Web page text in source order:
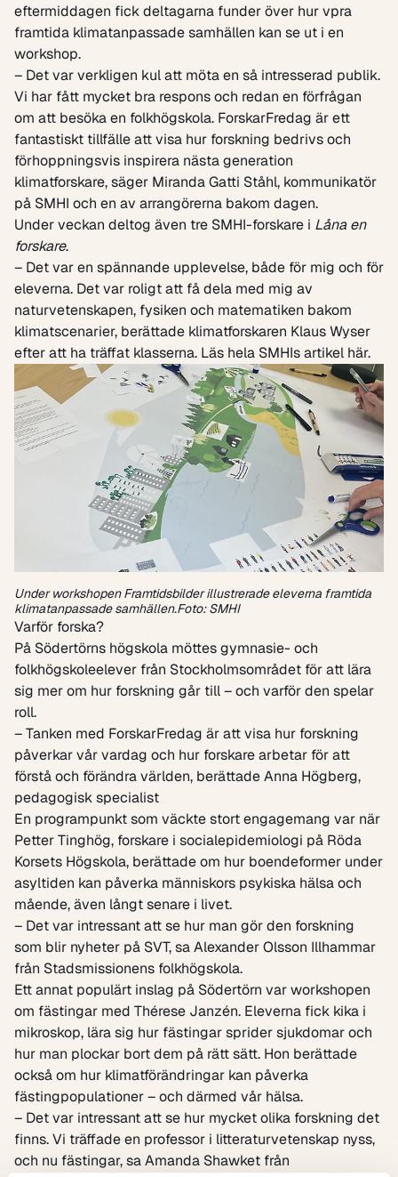
eftermiddagen fick deltagarna funder över hur vpra
framtida klimatanpassade samhällen kan se ut i en
workshop.
– Det var verkligen kul att möta en så intresserad publik.
Vi har fått mycket bra respons och redan en förfrågan
om att besöka en folkhögskola. ForskarFredag är ett
fantastiskt tillfälle att visa hur forskning bedrivs och
förhoppningsvis inspirera nästa generation
klimatforskare, säger Miranda Gatti Ståhl, kommunikatör
på SMHI och en av arrangörerna bakom dagen.
Under veckan deltog även tre SMHI-forskare i Låna en
forskare.
– Det var en spännande upplevelse, både för mig och för
eleverna. Det var roligt att få dela med mig av
naturvetenskapen, fysiken och matematiken bakom
klimatscenarier, berättade klimatforskaren Klaus Wyser
efter att ha träffat klasserna. Läs hela SMHIs artikel här.
Under workshopen Framtidsbilder illustrerade eleverna framtida
klimatanpassade samhällen.Foto: SMHI
Varför forska?
På Södertörns högskola möttes gymnasie- och
folkhögskoleelever från Stockholmsområdet för att lära
sig mer om hur forskning går till – och varför den spelar
roll.
– Tanken med ForskarFredag är att visa hur forskning
påverkar vår vardag och hur forskare arbetar för att
förstå och förändra världen, berättade Anna Högberg,
pedagogisk specialist
En programpunkt som väckte stort engagemang var när
Petter Tinghög, forskare i socialepidemiologi på Röda
Korsets Högskola, berättade om hur boendeformer under
asyltiden kan påverka människors psykiska hälsa och
mående, även långt senare i livet.
– Det var intressant att se hur man gör den forskning
som blir nyheter på SVT, sa Alexander Olsson Illhammar
från Stadsmissionens folkhögskola.
Ett annat populärt inslag på Södertörn var workshopen
om fästingar med Thérese Janzén. Eleverna fick kika i
mikroskop, lära sig hur fästingar sprider sjukdomar och
hur man plockar bort dem på rätt sätt. Hon berättade
också om hur klimatförändringar kan påverka
fästingpopulationer – och därmed vår hälsa.
– Det var intressant att se hur mycket olika forskning det
finns. Vi träffade en professor i litteraturvetenskap nyss,
och nu fästingar, sa Amanda Shawket från